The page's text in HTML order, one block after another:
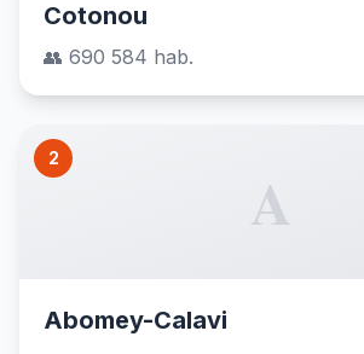
Cotonou
👥 690 584 hab.
2
A
Abomey-Calavi